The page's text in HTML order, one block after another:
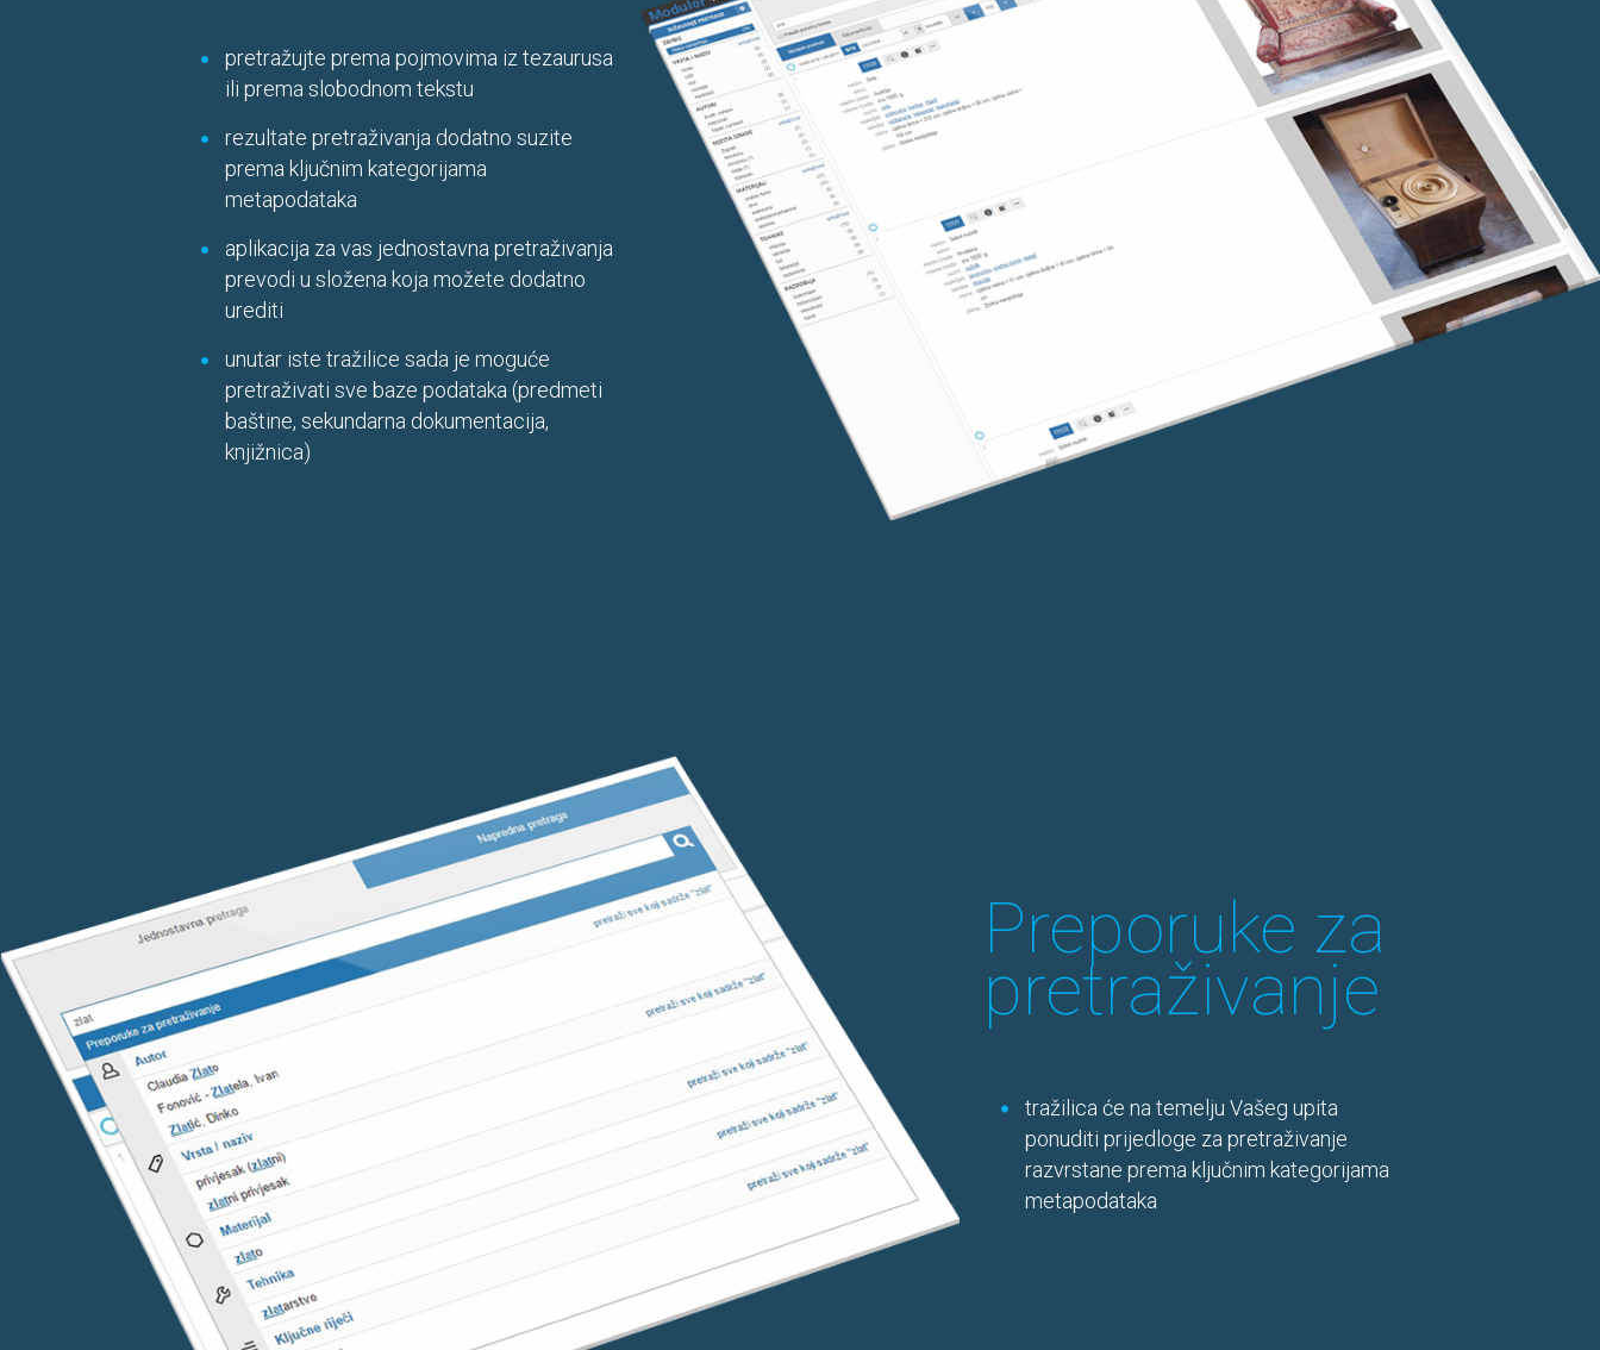
pretražujte prema pojmovima iz tezaurusa
ili prema slobodnom tekstu
rezultate pretraživanja dodatno suzite
prema ključnim kategorijama
metapodataka
aplikacija za vas jednostavna pretraživanja
prevodi u složena koja možete dodatno
urediti
unutar iste tražilice sada je moguće
pretraživati sve baze podataka (predmeti
baštine, sekundarna dokumentacija,
knjižnica)
Preporuke za
pretraživanje
tražilica će na temelju Vašeg upita
ponuditi prijedloge za pretraživanje
razvrstane prema ključnim kategorijama
metapodataka